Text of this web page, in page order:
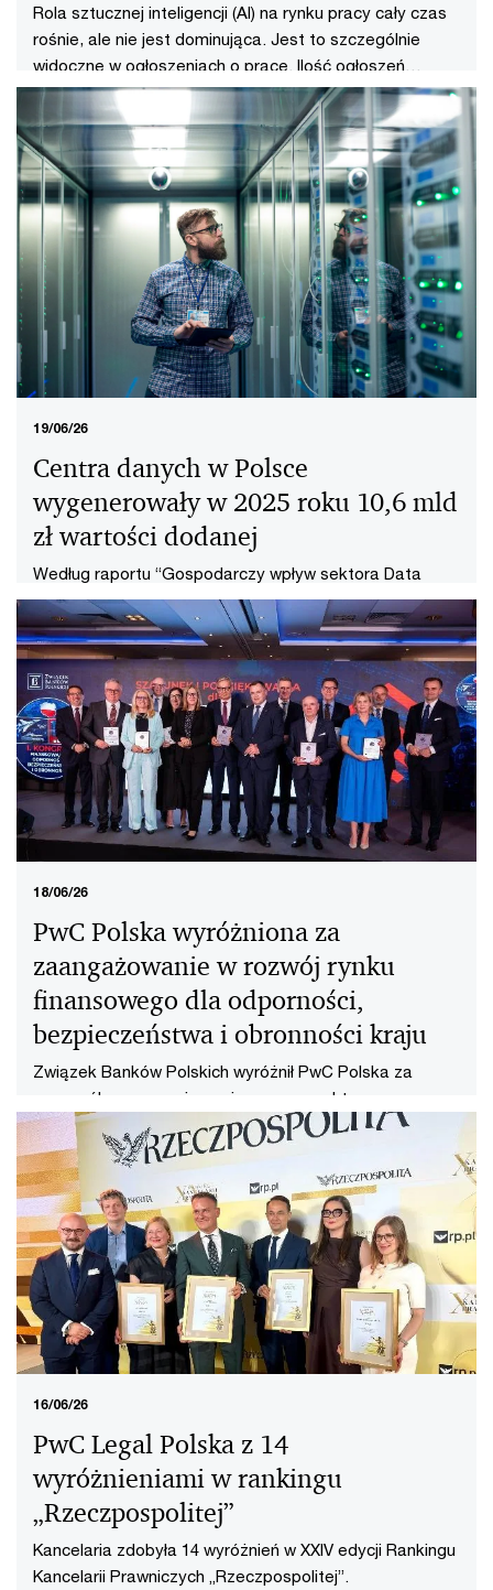
Rola sztucznej inteligencji (AI) na rynku pracy cały czas
rośnie, ale nie jest dominująca. Jest to szczególnie
widoczne w ogłoszeniach o pracę. Ilość ogłoszeń
związanych z korzystaniem z narzędzi AI wyraźnie
wzrosła względem zeszłego roku, zarówno w Polsce jak
i na świecie.
19/06/26
Centra danych w Polsce
wygenerowały w 2025 roku 10,6 mld
zł wartości dodanej
Według raportu “Gospodarczy wpływ sektora Data
Center w Polsce” przygotowanego przez Polski
Związek Centrów Danych (PLDCA) we współpracy z
PwC Polska, w 2025 r. centra danych wygenerowały
10,6 mld zł wartości dodanej brutto i 4,3 mld zł wpływów
fiskalnych.
18/06/26
PwC Polska wyróżniona za
zaangażowanie w rozwój rynku
finansowego dla odporności,
bezpieczeństwa i obronności kraju
Związek Banków Polskich wyróżnił PwC Polska za
szczególne zaangażowanie w prace sektorowe na
rzecz rozwoju rynku finansowego dla odporności,
bezpieczeństwa i obronności kraju i gospodarki.
16/06/26
PwC Legal Polska z 14
wyróżnieniami w rankingu
„Rzeczpospolitej”
Kancelaria zdobyła 14 wyróżnień w XXIV edycji Rankingu
Kancelarii Prawniczych „Rzeczpospolitej”.